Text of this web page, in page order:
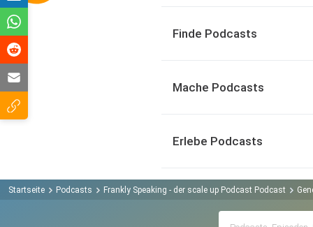
Finde Podcasts
Mache Podcasts
Erlebe Podcasts
Startseite Podcasts Frankly Speaking - der scale up Podcast Podcast